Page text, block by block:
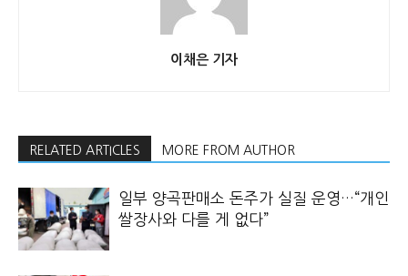
이채은 기자
RELATED ARTICLES MORE FROM AUTHOR
일부 양곡판매소 돈주가 실질 운영…“개인
쌀장사와 다를 게 없다”